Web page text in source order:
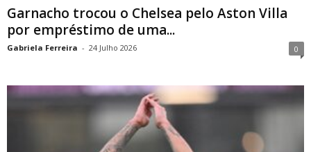
Garnacho trocou o Chelsea pelo Aston Villa
por empréstimo de uma...
Gabriela Ferreira - 24 Julho 2026 0